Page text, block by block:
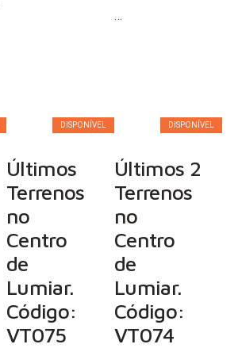
…
DISPONÍVEL
Últimos
Terrenos
no
Centro
de
Lumiar.
Código:
VT075
DISPONÍVEL
Últimos 2
Terrenos
no
Centro
de
Lumiar.
Código:
VT074